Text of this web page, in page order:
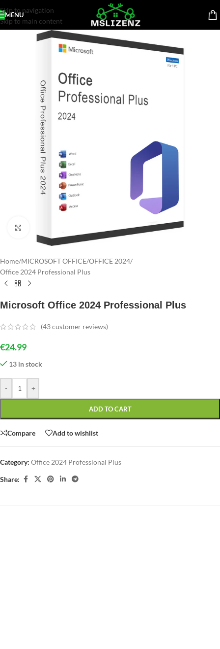
Skip to navigation
Skip to main content
MENU
Home/MICROSOFT OFFICE/OFFICE 2024/
Office 2024 Professional Plus
Microsoft Office 2024 Professional Plus
(43customer reviews)
€24.99
13 in stock
- +
ADD TO CART
Compare Add to wishlist
Category: Office 2024 Professional Plus
Share: